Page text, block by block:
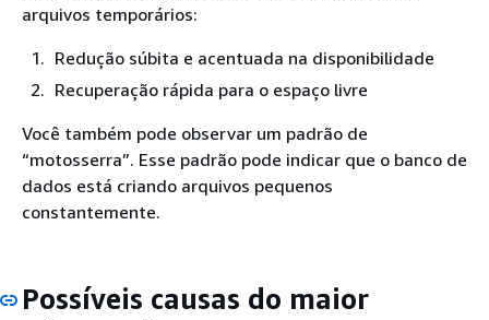
arquivos temporários:
Redução súbita e acentuada na disponibilidade
Recuperação rápida para o espaço livre
Você também pode observar um padrão de
“motosserra”. Esse padrão pode indicar que o banco de
dados está criando arquivos pequenos
constantemente.
Possíveis causas do maior